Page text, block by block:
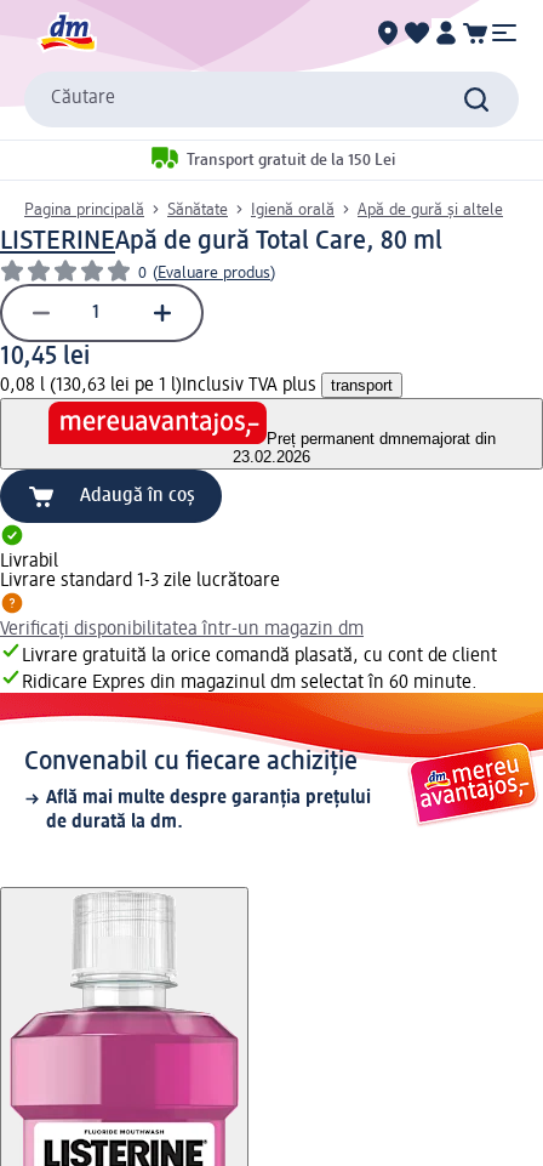
Căutare
Transport gratuit de la 150 Lei
Pagina principală Sănătate Igienă orală Apă de gură și altele
LISTERINEApă de gură Total Care, 80 ml
0 (Evaluare produs)
10,45 lei
0,08 l (130,63 lei pe 1 l) Inclusiv TVA plus transport
Preț permanent dmnemajorat din
23.02.2026
Adaugă în coș
Livrabil
Livrare standard 1-3 zile lucrătoare
Verificați disponibilitatea într-un magazin dm
Livrare gratuită la orice comandă plasată, cu cont de client
Ridicare Expres din magazinul dm selectat în 60 minute.
Convenabil cu fiecare achiziție
Află mai multe despre garanția prețului
de durată la dm.